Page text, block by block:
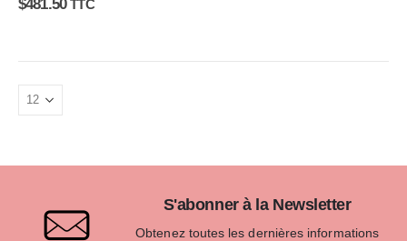
$481.50 TTC
S'abonner à la Newsletter
Obtenez toutes les dernières informations